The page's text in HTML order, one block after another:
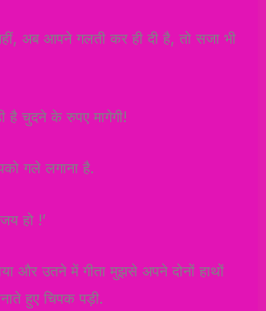
अब आपने गलती कर ही दी है, तो सजा भी
है चुदने के रुपए मागेगी!
गले लगाना है.
हो !’
और उतने में गीता मुझसे अपने दोनों हाथों
हुए चिपक पड़ी.